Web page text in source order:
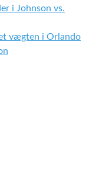
i Johnson vs.
vægten i Orlando